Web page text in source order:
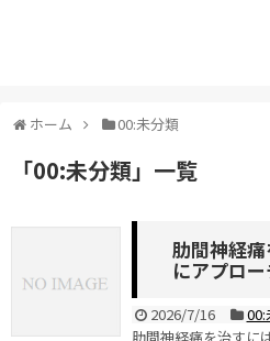
ホーム 00:未分類
「00:未分類」 一覧
肋間神経
にアプロ
2026/7/16
00: